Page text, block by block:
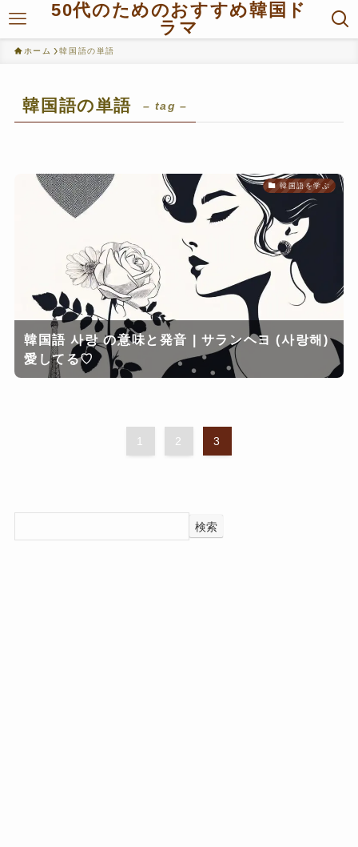
50代のためのおすすめ韓国ド
ラマ
ホーム 韓国語の単語
韓国語の単語 – tag –
韓国語を学ぶ
韓国語 사랑 の意味と発音 | サランヘヨ (사랑해)
愛してる♡
1 2 3
検索